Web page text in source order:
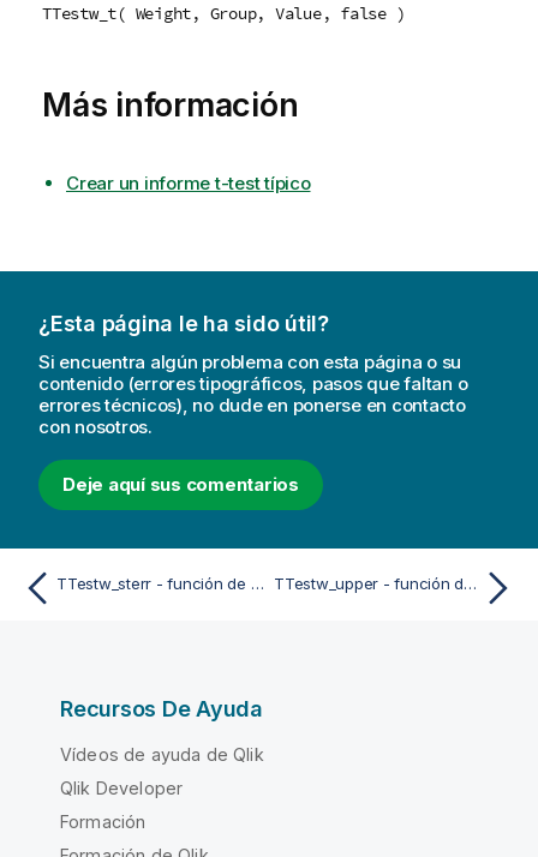
TTestw_t( Weight, Group, Value, false )
Más información
Crear un informe t-test típico
¿Esta página le ha sido útil?
Si encuentra algún problema con esta página o su
contenido (errores tipográficos, pasos que faltan o
errores técnicos), no dude en ponerse en contacto
con nosotros.
Deje aquí sus comentarios
TTestw_sterr - función de script y de gráfico TTestw_upper - función de script y de gráfico
Recursos De Ayuda
Vídeos de ayuda de Qlik
Qlik Developer
Formación